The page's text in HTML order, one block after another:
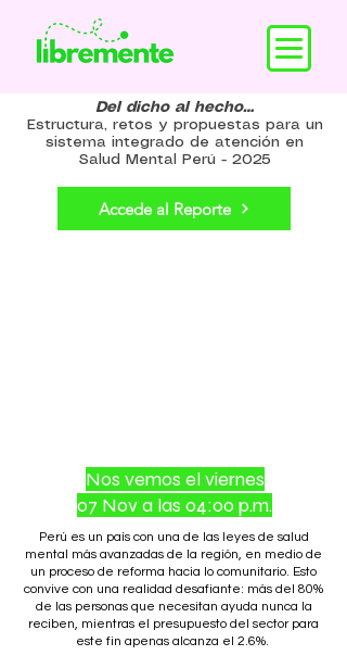
Accede al Reporte
Del dicho al hecho…
Estructura, retos y propuestas para un
sistema integrado de atención en
Salud Mental Perú - 2025
Nos vemos el viernes
07 Nov a las 04:00 p.m.
Perú es un país con una de las leyes de salud
mental más avanzadas de la región, en medio de
un proceso de reforma hacia lo comunitario. Esto
convive con una realidad desafiante: más del 80%
de las personas que necesitan ayuda nunca la
reciben, mientras el presupuesto del sector para
este fin apenas alcanza el 2.6%.